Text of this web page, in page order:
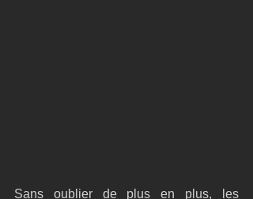
Sans oublier de plus en plus, les